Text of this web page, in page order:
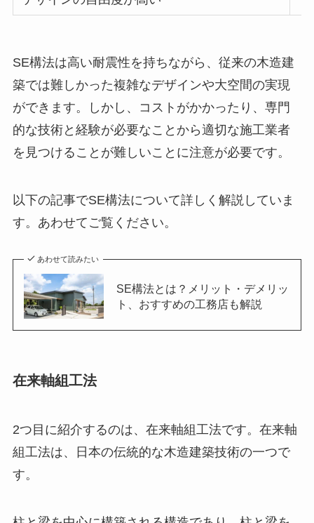
SE構法は高い耐震性を持ちながら、従来の木造建
築では難しかった複雑なデザインや大空間の実現
ができます。しかし、コストがかかったり、専門
的な技術と経験が必要なことから適切な施工業者
を見つけることが難しいことに注意が必要です。
以下の記事でSE構法について詳しく解説していま
す。あわせてご覧ください。
あわせて読みたい
SE構法とは？メリット・デメリッ
ト、おすすめの工務店も解説
在来軸組工法
2つ目に紹介するのは、在来軸組工法です。在来軸
組工法は、日本の伝統的な木造建築技術の一つで
す。